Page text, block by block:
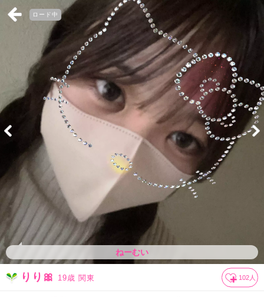
ロード中
ねーむい
りり🎀 19歳 関東 102 人